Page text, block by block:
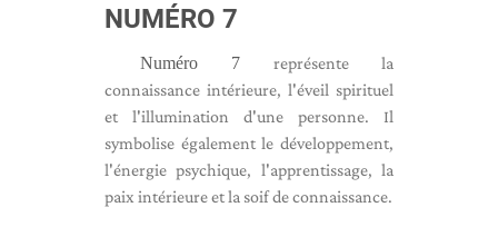
NUMÉRO 7
Numéro 7 représente la
connaissance intérieure, l'éveil spirituel
et l'illumination d'une personne. Il
symbolise également le développement,
l'énergie psychique, l'apprentissage, la
paix intérieure et la soif de connaissance.